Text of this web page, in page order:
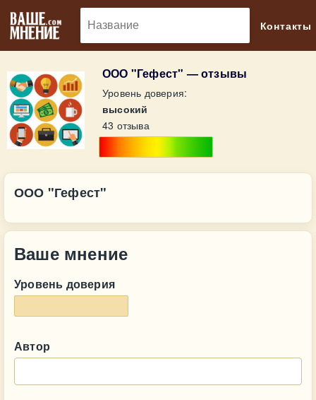
Контакты
ООО "Гефест" — отзывы
Уровень доверия:
высокий
43 отзыва
ООО "Гефест"
Ваше мнение
Уровень доверия
Автор